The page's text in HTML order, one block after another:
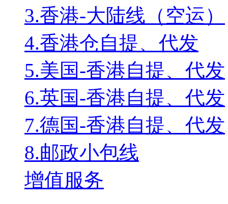
3.香港-大陆线（空运）
4.香港仓自提、代发
5.美国-香港自提、代发
6.英国-香港自提、代发
7.德国-香港自提、代发
8.邮政小包线
增值服务